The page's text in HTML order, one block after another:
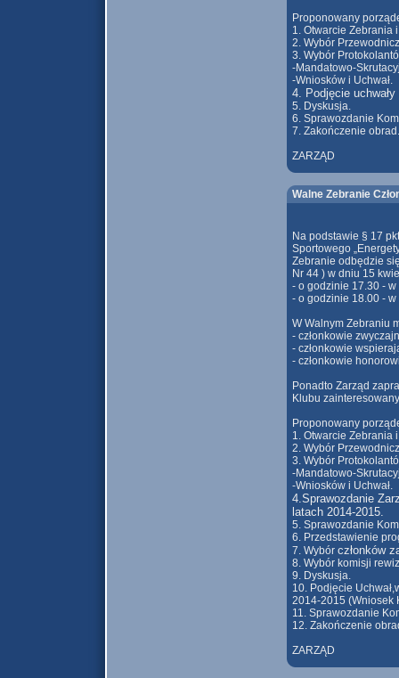
Proponowany
1. Otwarcie Zebrania
2. Wybór
3. Wybór
-Mandatowo-
-Wniosków i Uchwał.
4. Podjęcie
5. Dyskusja.
6. Sprawozdanie
7. Zakończenie obrad.
ZARZĄD
Walne Zebranie
Na podstawie § 17
Sportowego
Zebranie odbędzie
Nr 44 ) w dniu 15
- o godzinie 17.30 -
- o godzinie 18.00 -
W Walnym Zebraniu
- członkowie
- członkowie
- członkowie
Ponadto Zarząd
Klubu
Proponowany
1. Otwarcie Zebrania
2. Wybór
3. Wybór
-Mandatowo-
-Wniosków i Uchwał.
4.Sprawozdanie
latach 2014-2015.
5. Sprawozdanie
6. Przedstawienie
7. Wybór członków
8. Wybór komisji
9. Dyskusja.
10. Podjęcie
2014-2015 (Wniosek
11. Sprawozdanie
12. Zakończenie
ZARZĄD